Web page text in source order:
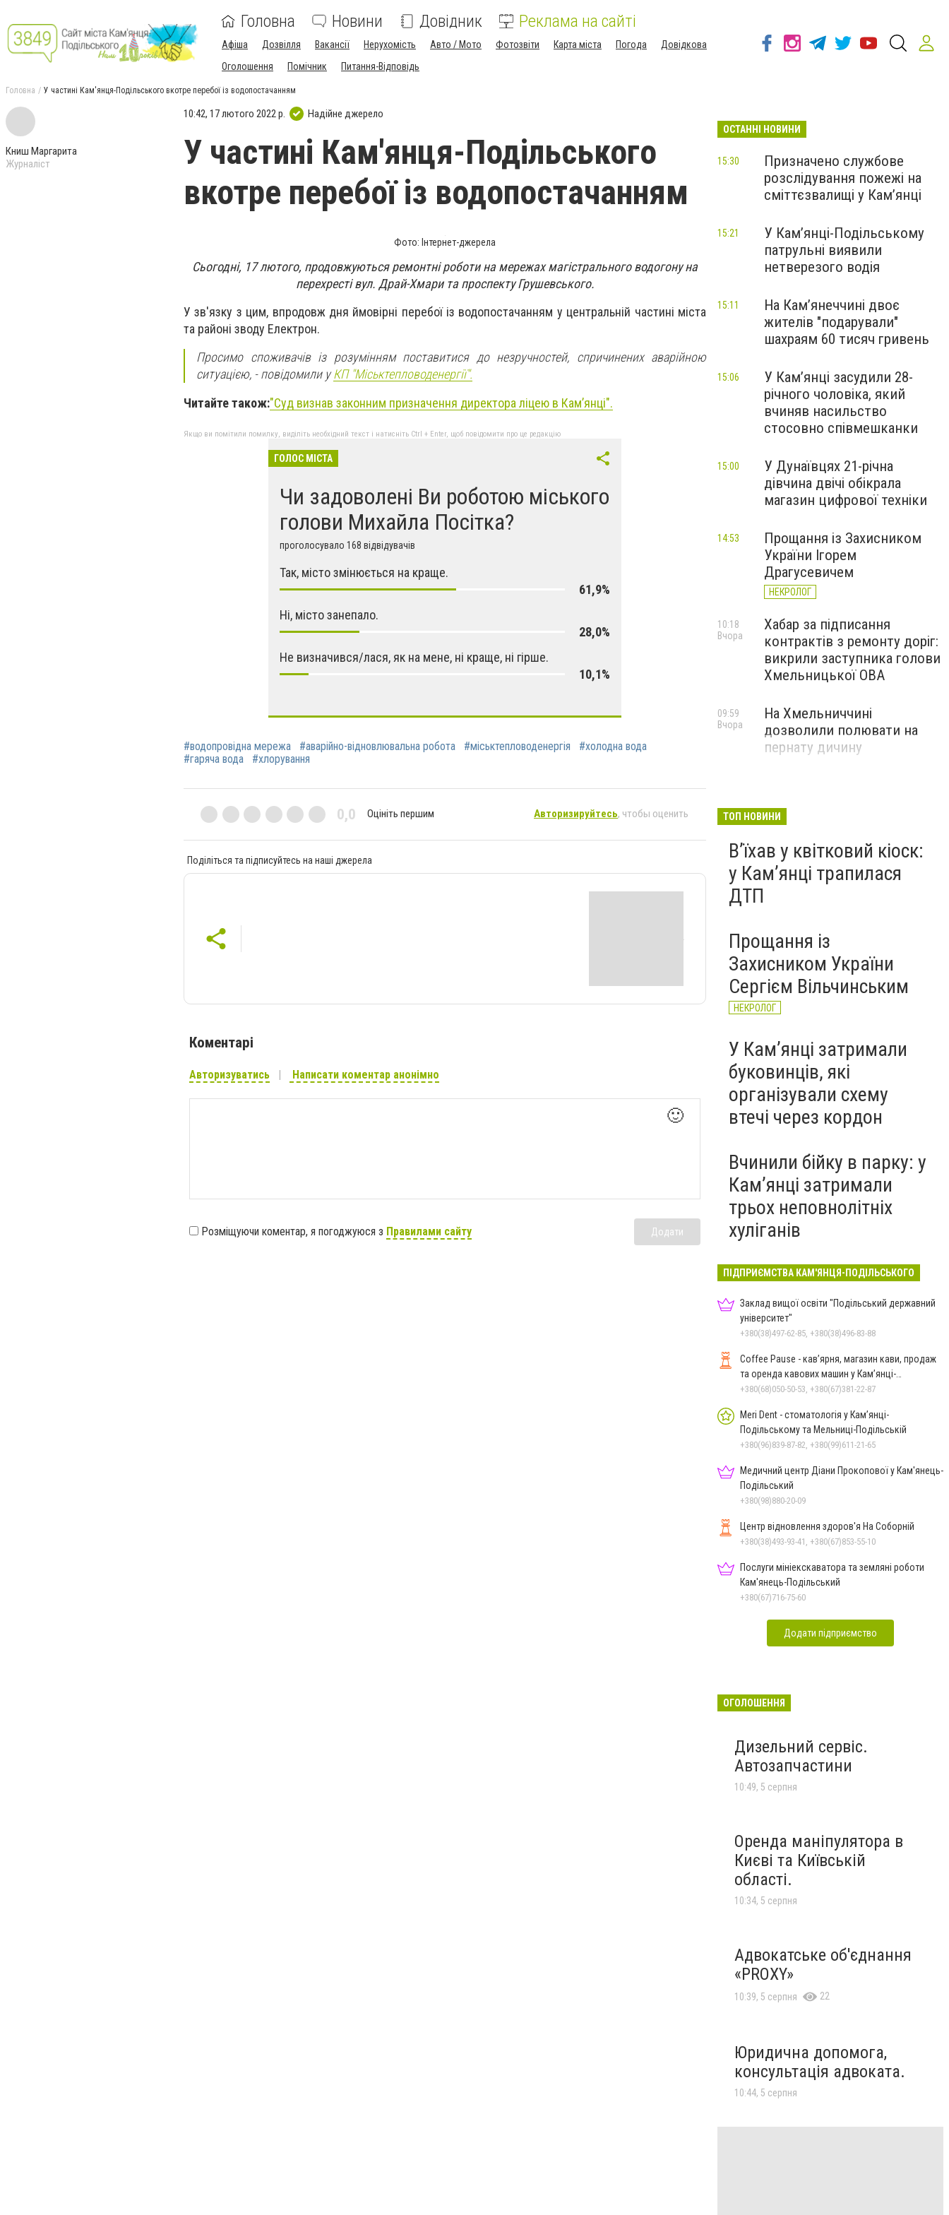
Головна Новини Довідник Реклама на сайті
Афіша Дозвілля Вакансії Нерухомість Авто / Мото Фотозвіти Карта міста Погода
Довідкова
Оголошення
Помічник Питання-Відповідь
Головна У частині Кам'янця-Подільського вкотре перебої із водопостачанням
Книш Маргарита
Журналіст
10:42, 17 лютого 2022 р. Надійне джерело
У частині Кам'янця-Подільського
вкотре перебої із водопостачанням
Фото: Інтернет-джерела
Сьогодні, 17 лютого, продовжуються ремонтні роботи на мережах магістрального водогону на
перехресті вул. Драй-Хмари та проспекту Грушевського.
У зв'язку з цим, впродовж дня ймовірні перебої із водопостачанням у центральній частині міста
та районі зводу Електрон.
Просимо споживачів із розумінням поставитися до незручностей, спричинених аварійною
ситуацією, - повідомили уКП "Міськтепловоденергії".
Читайте також:"Суд визнав законним призначення директора ліцею в Кам’янці".
Якщо ви помітили помилку, виділіть необхідний текст і натисніть Ctrl + Enter, щоб повідомити про це редакцію
ГОЛОС МІСТА
Чи задоволені Ви роботою міського
голови Михайла Посітка?
проголосувало 168 відвідувачів
Так, місто змінюється на краще.
61,9%
Ні, місто занепало.
28,0%
Не визначився/лася, як на мене, ні краще, ні гірше.
10,1%
#водопровідна мережа #аварійно-відновлювальна робота #міськтепловоденергія
#холодна вода
#гаряча вода
#хлорування
0,0 Оцініть першим Авторизируйтесь, чтобы оценить
Поділіться та підписуйтесь на наші джерела
Коментарі
Авторизуватись Написати коментар анонімно
🙂
Розміщуючи коментар, я погоджуюся з Правилами сайту Додати
ОСТАННІ НОВИНИ
Призначено службове
розслідування пожежі на
сміттєзвалищі у Кам’янці
15:30
У Кам’янці-Подільському
патрульні виявили
нетверезого водія
15:21
На Камʼянеччині двоє
жителів "подарували"
шахраям 60 тисяч гривень
15:11
У Камʼянці засудили 28-
річного чоловіка, який
вчиняв насильство
стосовно співмешканки
15:06
У Дунаївцях 21-річна
дівчина двічі обікрала
магазин цифрової техніки
15:00
Прощання із Захисником
України Ігорем
Драгусевичем
НЕКРОЛОГ
14:53
Хабар за підписання
контрактів з ремонту доріг:
викрили заступника голови
Хмельницької ОВА
10:18
Вчора
На Хмельниччині
дозволили полювати на
пернату дичину
09:59
Вчора
ТОП НОВИНИ
Вʼїхав у квітковий кіоск:
у Камʼянці трапилася
ДТП
Прощання із
Захисником України
Сергієм Вільчинським
НЕКРОЛОГ
У Кам’янці затримали
буковинців, які
організували схему
втечі через кордон
Вчинили бійку в парку: у
Кам’янці затримали
трьох неповнолітніх
хуліганів
ПІДПРИЄМСТВА КАМ'ЯНЦЯ-ПОДІЛЬСЬКОГО
Заклад вищої освіти "Подільський державний
університет"
+380(38)497-62-85, +380(38)496-83-88
Coffee Pause - кав’ярня, магазин кави, продаж
та оренда кавових машин у Кам’янці-
Подільському
+380(68)050-50-53, +380(67)381-22-87
Meri Dent - стоматологія у Кам’янці-
Подільському та Мельниці-Подільській
+380(96)839-87-82, +380(99)611-21-65
Медичний центр Діани Прокопової у Кам'янець-
Подільський
+380(98)880-20-09
Центр відновлення здоров'я На Соборній
+380(38)493-93-41, +380(67)853-55-10
Послуги мініекскаватора та земляні роботи
Кам'янець-Подільський
+380(67)716-75-60
Додати підприємство
ОГОЛОШЕННЯ
Дизельний сервіс.
Автозапчастини
10:49, 5 серпня
Оренда маніпулятора в
Києві та Київській
області.
10:34, 5 серпня
Адвокатське об'єднання
«PROXY»
10:39, 5 серпня 22
Юридична допомога,
консультація адвоката.
10:44, 5 серпня